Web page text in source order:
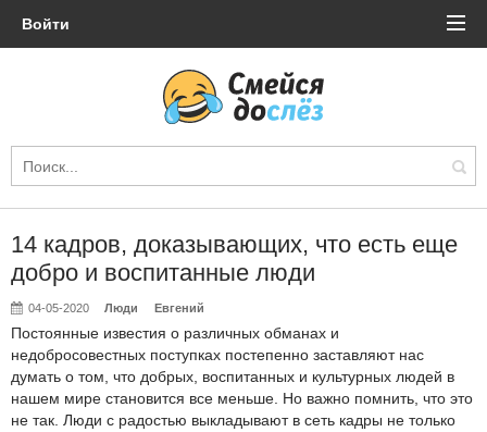
Войти
14 кадров, доказывающих, что есть еще
добро и воспитанные люди
04-05-2020 Люди Евгений
Постоянные известия о различных обманах и
недобросовестных поступках постепенно заставляют нас
думать о том, что добрых, воспитанных и культурных людей в
нашем мире становится все меньше. Но важно помнить, что это
не так. Люди с радостью выкладывают в сеть кадры не только